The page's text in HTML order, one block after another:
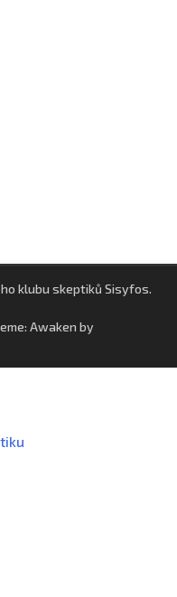
klubu skeptiků Sisyfos.
Awaken by